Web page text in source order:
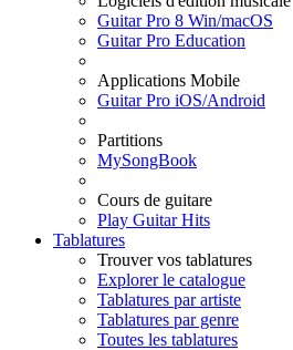
Guitar Pro 8 Win/macOS
Guitar Pro Education
Applications Mobile
Guitar Pro iOS/Android
Partitions
MySongBook
Cours de guitare
Play Guitar Hits
Tablatures
Trouver vos tablatures
Explorer le catalogue
Tablatures par artiste
Tablatures par genre
Toutes les tablatures